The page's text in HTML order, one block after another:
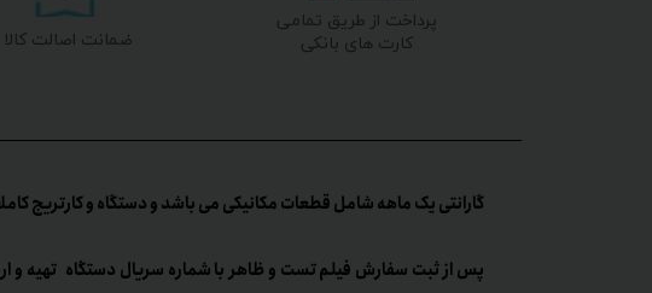
پرداخت از طریق تمامی
کارت های بانکی
ضمانت اصالت کالا
پس از ثبت سفارش فیلم تست و ظاهر با شماره سریال دستگاه تهیه و
گارانتی یک ماهه شامل قطعات مکانیکی می باشد و دستگاه و کارتریج